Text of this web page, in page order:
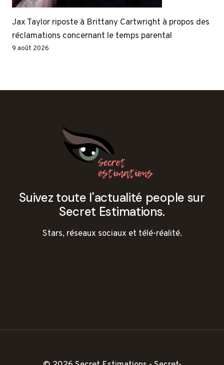
Jax Taylor riposte à Brittany Cartwright à propos des
réclamations concernant le temps parental
9 août 2026
Suivez toute l'actualité people sur
Secret Estimations.
Stars, réseaux sociaux et télé-réalité.